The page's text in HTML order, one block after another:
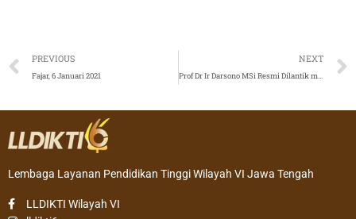
Prev
PREVIOUS
Fajar, 6 Januari 2021
NEXT
Prof Dr Ir Darsono MSi Resmi Dilantik menjadi Rektor UMK Periode 2021-2025
Lembaga Layanan Pendidikan Tinggi Wilayah VI Jawa Tengah
LLDIKTI Wilayah VI